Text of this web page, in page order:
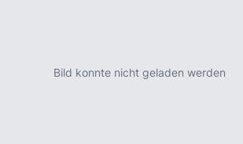
Bild konnte nicht geladen werden